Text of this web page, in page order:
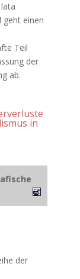
geht einen
Teil
der
ab.
in
der